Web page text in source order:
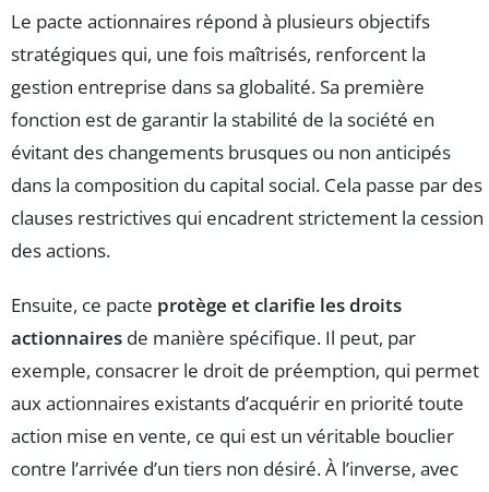
Le pacte actionnaires répond à plusieurs objectifs
stratégiques qui, une fois maîtrisés, renforcent la
gestion entreprise dans sa globalité. Sa première
fonction est de garantir la stabilité de la société en
évitant des changements brusques ou non anticipés
dans la composition du capital social. Cela passe par des
clauses restrictives qui encadrent strictement la cession
des actions.
Ensuite, ce pacte protège et clarifie les droits
actionnaires de manière spécifique. Il peut, par
exemple, consacrer le droit de préemption, qui permet
aux actionnaires existants d’acquérir en priorité toute
action mise en vente, ce qui est un véritable bouclier
contre l’arrivée d’un tiers non désiré. À l’inverse, avec